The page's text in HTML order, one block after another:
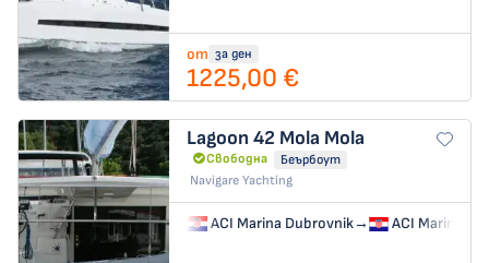
от за ден
1225,00 €
Lagoon 42 Mola Mola
Свободна
Беърбоут
Navigare Yachting
ACI Marina Dubrovnik→ ACI Marina